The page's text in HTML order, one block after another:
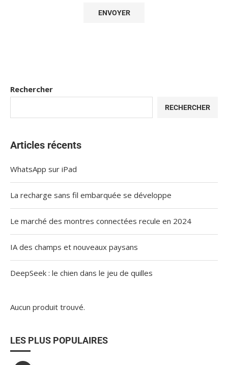
Rechercher
RECHERCHER
Articles récents
WhatsApp sur iPad
La recharge sans fil embarquée se développe
Le marché des montres connectées recule en 2024
IA des champs et nouveaux paysans
DeepSeek : le chien dans le jeu de quilles
Aucun produit trouvé.
LES PLUS POPULAIRES